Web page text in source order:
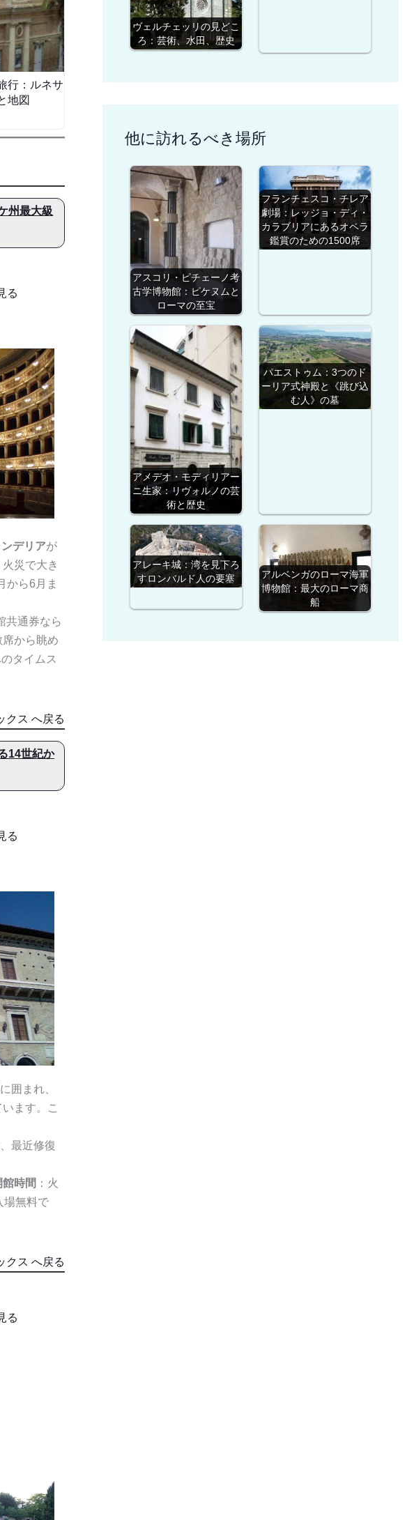
行：ルネサ
地図
州最大級
る
デリアが
災で大き
から6月ま
共通券なら
から眺め
タイムス
クス へ戻る
14世紀か
る
囲まれ、
ます。こ
最近修復
館時間 ：火
場無料で
クス へ戻る
る
ヴェルチェッリの見どこ
ろ：芸術、水田、歴史
他に訪れるべき場所
アスコリ・ピチェーノ考
古学博物館：ピケヌムと
ローマの至宝
フランチェスコ・チレア
劇場：レッジョ・ディ・
カラブリアにあるオペラ
鑑賞のための1500席
アメデオ・モディリアー
ニ生家：リヴォルノの芸
術と歴史
パエストゥム：3つのド
ーリア式神殿と《跳び込
む人》の墓
アレーキ城：湾を見下ろ
すロンバルド人の要塞
アルベンガのローマ海軍
博物館：最大のローマ商
船